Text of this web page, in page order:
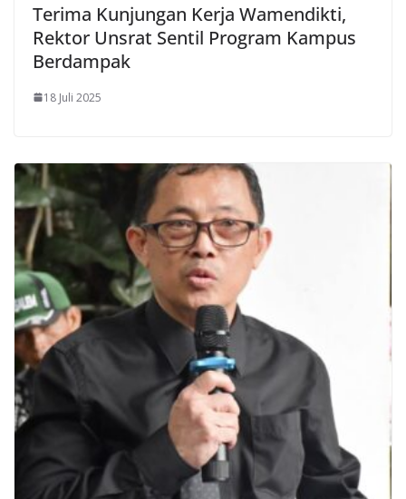
Terima Kunjungan Kerja Wamendikti,
Rektor Unsrat Sentil Program Kampus
Berdampak
18 Juli 2025